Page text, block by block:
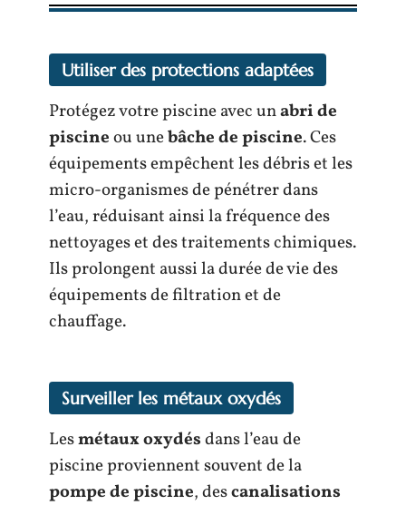
Utiliser des protections adaptées
Protégez votre piscine avec unabri de
piscineou unebâche de piscine. Ces
équipements empêchent les débris et les
micro-organismes de pénétrer dans
l’eau, réduisant ainsi la fréquence des
nettoyages et des traitements chimiques.
Ils prolongent aussi la durée de vie des
équipements de filtration et de
chauffage.
Surveiller les métaux oxydés
Lesmétaux oxydésdans l’eau de
piscine proviennent souvent de la
pompe de piscine, descanalisations